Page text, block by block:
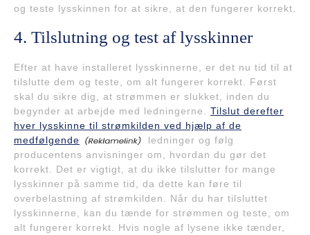
og teste lysskinnen for at sikre, at den fungerer korrekt.
4. Tilslutning og test af lysskinner
Efter at have installeret lysskinnerne, er det nu tid til at
tilslutte dem og teste, om alt fungerer korrekt. Først
skal du sikre dig, at strømmen er slukket, inden du
begynder at arbejde med ledningerne. Tilslut derefter
hver lysskinne til strømkilden ved hjælp af de
medfølgende
ledninger og følg
producentens anvisninger om, hvordan du gør det
korrekt. Det er vigtigt, at du ikke tilslutter for mange
lysskinner på samme tid, da dette kan føre til
overbelastning af strømkilden. Når du har tilsluttet
lysskinnerne, kan du tænde for strømmen og teste, om
alt fungerer korrekt. Hvis nogle af lysene ikke tænder,